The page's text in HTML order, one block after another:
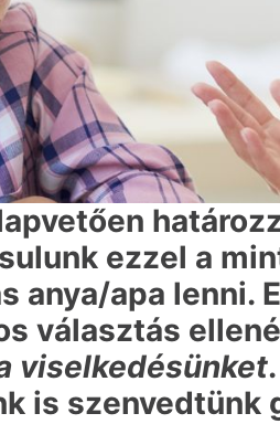
ezzel a
anya/apa lenni.
választás
viselkedésünket
is szenvedtünk